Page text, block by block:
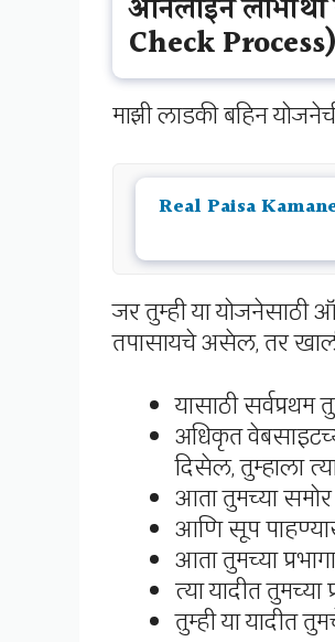
ऑनलाईन
Check Process)
माझी लाडकी बहिन
Real Paisa
जर तुम्ही या
तपासायचे असेल, तर
यासाठी
अधिकृत
दिसेल, तुम्हाला
आता तुमच्या
आणि सूप
आता तुमच्या
त्या यादीत
तुम्ही या यादीत